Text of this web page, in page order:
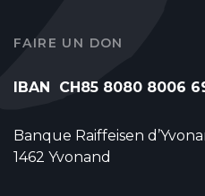
FAIRE UN DON
IBAN CH85 8080 8006
Banque Raiffeisen
1462 Yvonand